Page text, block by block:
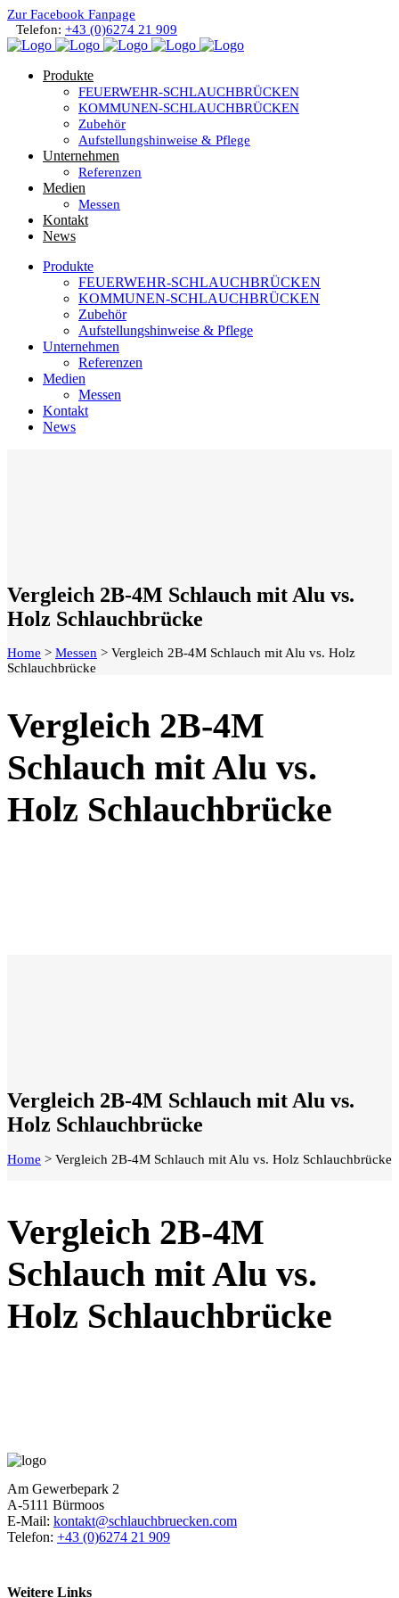
Zur Facebook Fanpage
Telefon: +43 (0)6274 21 909
Produkte
FEUERWEHR-SCHLAUCHBRÜCKEN
KOMMUNEN-SCHLAUCHBRÜCKEN
Zubehör
Aufstellungshinweise & Pflege
Unternehmen
Referenzen
Medien
Messen
Kontakt
News
Produkte
FEUERWEHR-SCHLAUCHBRÜCKEN
KOMMUNEN-SCHLAUCHBRÜCKEN
Zubehör
Aufstellungshinweise & Pflege
Unternehmen
Referenzen
Medien
Messen
Kontakt
News
Vergleich 2B-4M Schlauch mit Alu vs.
Holz Schlauchbrücke
Home > Messen > Vergleich 2B-4M Schlauch mit Alu vs. Holz
Schlauchbrücke
Vergleich 2B-4M
Schlauch mit Alu vs.
Holz Schlauchbrücke
Vergleich 2B-4M Schlauch mit Alu vs.
Holz Schlauchbrücke
Home > Vergleich 2B-4M Schlauch mit Alu vs. Holz Schlauchbrücke
Vergleich 2B-4M
Schlauch mit Alu vs.
Holz Schlauchbrücke
Am Gewerbepark 2
A-5111 Bürmoos
E-Mail: kontakt@schlauchbruecken.com
Telefon: +43 (0)6274 21 909
Weitere Links